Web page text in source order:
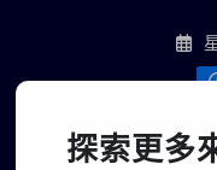
content
聯絡
探索更多